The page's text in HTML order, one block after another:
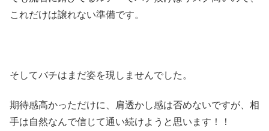
これだけは譲れない準備です。
そしてバチはまだ姿を現しませんでした。
期待感高かっただけに、肩透かし感は否めないですが、相
手は自然なんで信じて通い続けようと思います！！